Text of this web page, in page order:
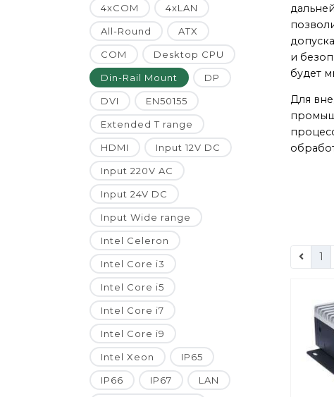
4xCOM 4xLAN
All-Round ATX
COM Desktop CPU
Din-Rail Mount DP
DVI EN50155
Extended T range
HDMI Input 12V DC
Input 220V AC
Input 24V DC
Input Wide range
Intel Celeron
Intel Core i3
Intel Core i5
Intel Core i7
Intel Core i9
Intel Xeon IP65
IP66 IP67 LAN
и
будет
Для
1